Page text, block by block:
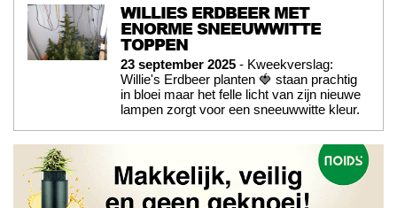
WILLIES ERDBEER MET
ENORME SNEEUWWITTE
TOPPEN
23 september 2025 - Kweekverslag:
Willie's Erdbeer planten 🍓 staan prachtig
in bloei maar het felle licht van zijn nieuwe
lampen zorgt voor een sneeuwwitte kleur.